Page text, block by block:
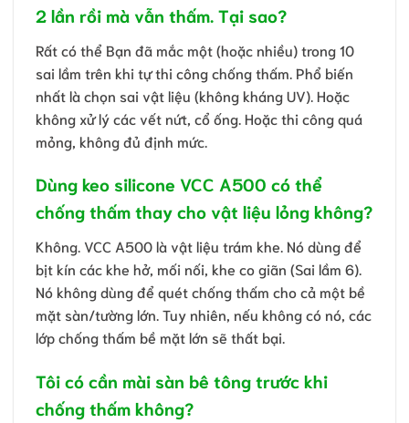
2 lần rồi mà vẫn thấm. Tại sao?
Rất có thể Bạn đã mắc một (hoặc nhiều) trong 10
sai lầm trên khi tự thi công chống thấm. Phổ biến
nhất là chọn sai vật liệu (không kháng UV). Hoặc
không xử lý các vết nứt, cổ ống. Hoặc thi công quá
mỏng, không đủ định mức.
Dùng keo silicone VCC A500 có thể
chống thấm thay cho vật liệu lỏng không?
Không. VCC A500 là vật liệu trám khe. Nó dùng để
bịt kín các khe hở, mối nối, khe co giãn (Sai lầm 6).
Nó không dùng để quét chống thấm cho cả một bề
mặt sàn/tường lớn. Tuy nhiên, nếu không có nó, các
lớp chống thấm bề mặt lớn sẽ thất bại.
Tôi có cần mài sàn bê tông trước khi
chống thấm không?